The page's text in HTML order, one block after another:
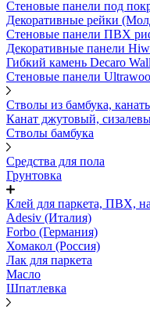
Стеновые панели под
Декоративные рейки
Стеновые панели ПВХ
Декоративные панели
Гибкий камень Decaro
Стеновые панели
Стволы из бамбука,
Канат джутовый,
Стволы бамбука
Средства для пола
Грунтовка
Клей для паркета, ПВХ,
Adesiv (Италия)
Forbo (Германия)
Хомакол (Россия)
Лак для паркета
Масло
Шпатлевка